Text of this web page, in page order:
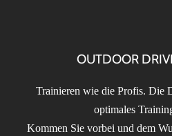
OUTDOOR
Trainieren wie die Profis. Die
optimales
Kommen Sie vorbei und dem